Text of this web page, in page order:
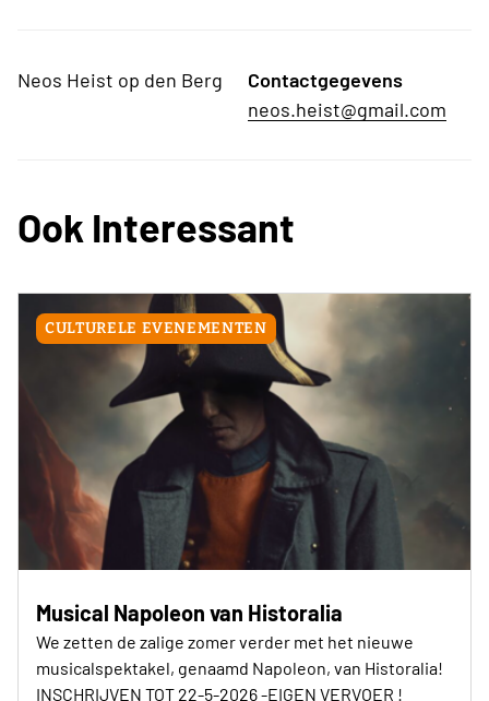
Neos Heist op den Berg
Contactgegevens
neos.heist@gmail.com
Ook Interessant
CULTURELE EVENEMENTEN
Musical Napoleon van Historalia
We zetten de zalige zomer verder met het nieuwe
musicalspektakel, genaamd Napoleon, van Historalia!
INSCHRIJVEN TOT 22-5-2026 -EIGEN VERVOER !